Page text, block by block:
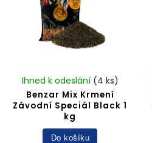
Benzar Mix Krmení
Závodní Speciál Black 1
kg
Ihned k odeslání (4 ks)
Do košíku